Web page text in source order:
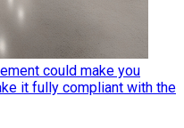
could make you
it fully compliant with the